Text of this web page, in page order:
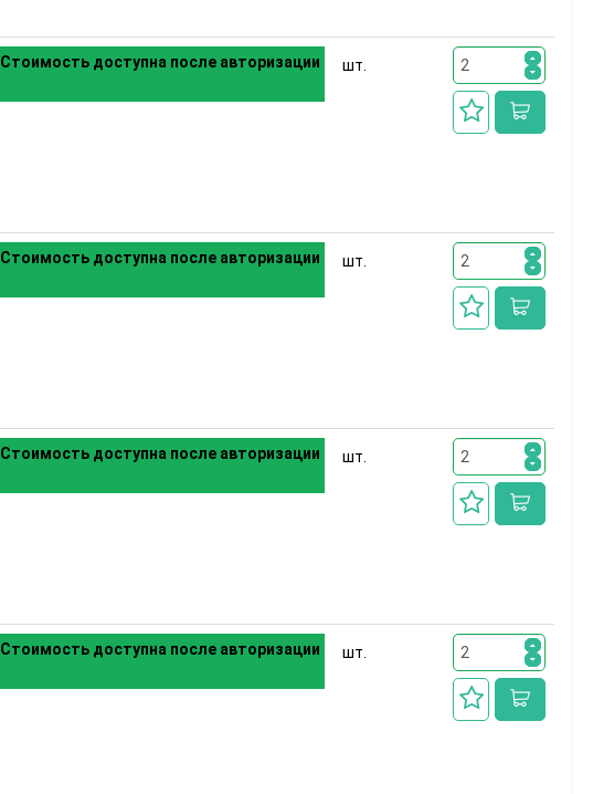
Стоимость доступна после авторизации шт.
Стоимость доступна после авторизации шт.
Стоимость доступна после авторизации шт.
Стоимость доступна после авторизации шт.